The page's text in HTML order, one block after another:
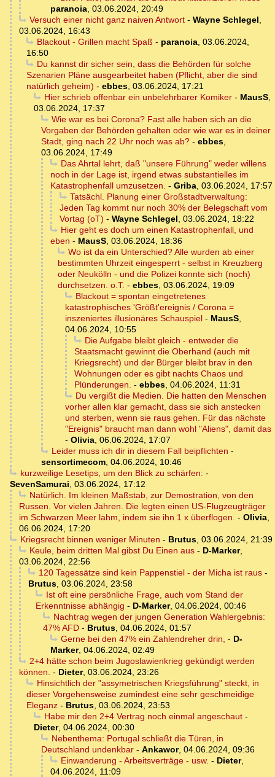
paranoia, 03.06.2024, 20:49
Versuch einer nicht ganz naiven Antwort- Wayne Schlegel,
03.06.2024, 16:43
Blackout - Grillen macht Spaß - paranoia, 03.06.2024,
16:50
Du kannst dir sicher sein, dass die Behörden für solche
Szenarien Pläne ausgearbeitet haben (Pflicht, aber die sind
natürlich geheim) - ebbes, 03.06.2024, 17:21
Hier schrieb offenbar ein unbelehrbarer Komiker- MausS,
03.06.2024, 17:37
Wie war es bei Corona? Fast alle haben sich an die
Vorgaben der Behörden gehalten oder wie war es in deiner
Stadt, ging nach 22 Uhr noch was ab? - ebbes,
03.06.2024, 17:49
Das Ahrtal lehrt, daß "unsere Führung" weder willens
noch in der Lage ist, irgend etwas substantielles im
Katastrophenfall umzusetzen. - Griba, 03.06.2024, 17:57
Tatsächl. Planung einer Großstadtverwaltung:
Jeden Tag kommt nur noch 30% der Belegschaft vom
Vortag (oT) - Wayne Schlegel, 03.06.2024, 18:22
Hier geht es doch um einen Katastrophenfall, und
eben - MausS, 03.06.2024, 18:36
Wo ist da ein Unterschied? Alle wurden ab einer
bestimmten Uhrzeit eingesperrt - selbst in Kreuzberg
oder Neukölln - und die Polizei konnte sich (noch)
durchsetzen. o.T. - ebbes, 03.06.2024, 19:09
Blackout = spontan eingetretenes
katastrophisches 'Größt'ereignis / Corona =
inszeniertes illusionäres Schauspiel - MausS,
04.06.2024, 10:55
Die Aufgabe bleibt gleich - entweder die
Staatsmacht gewinnt die Oberhand (auch mit
Kriegsrecht) und der Bürger bleibt brav in den
Wohnungen oder es gibt nachts Chaos und
Plünderungen. - ebbes, 04.06.2024, 11:31
Du vergißt die Medien. Die hatten den Menschen
vorher allen klar gemacht, dass sie sich anstecken
und sterben, wenn sie raus gehen. Für das nächste
"Ereignis" braucht man dann wohl "Aliens", damit das
- Olivia, 06.06.2024, 17:07
Leider muss ich dir in diesem Fall beipflichten -
sensortimecom, 04.06.2024, 10:46
kurzweilige Lesetips, um den Blick zu schärfen: -
SevenSamurai, 03.06.2024, 17:12
Natürlich. Im kleinen Maßstab, zur Demostration, von den
Russen. Vor vielen Jahren. Die legten einen US-Flugzeugträger
im Schwarzen Meer lahm, indem sie ihn 1 x überflogen. - Olivia,
06.06.2024, 17:20
Kriegsrecht binnen weniger Minuten - Brutus, 03.06.2024, 21:39
Keule, beim dritten Mal gibst Du Einen aus- D-Marker,
03.06.2024, 22:56
120 Tagessätze sind kein Pappenstiel - der Micha ist raus-
Brutus, 03.06.2024, 23:58
Ist oft eine persönliche Frage, auch vom Stand der
Erkenntnisse abhängig - D-Marker, 04.06.2024, 00:46
Nachtrag wegen der jungen Generation Wahlergebnis:
47% AFD - Brutus, 04.06.2024, 01:57
Gerne bei den 47% ein Zahlendreher drin, - D-
Marker, 04.06.2024, 02:49
2+4 hätte schon beim Jugoslawienkrieg gekündigt werden
können. - Dieter, 03.06.2024, 23:26
Hinsichtlich der "assymetrischen Kriegsführung" steckt, in
dieser Vorgehensweise zumindest eine sehr geschmeidige
Eleganz - Brutus, 03.06.2024, 23:53
Habe mir den 2+4 Vertrag noch einmal angeschaut-
Dieter, 04.06.2024, 00:30
Nebenthema: Portugal schließt die Türen, in
Deutschland undenkbar - Ankawor, 04.06.2024, 09:36
Einwanderung - Arbeitsverträge - usw. - Dieter,
04.06.2024, 11:09